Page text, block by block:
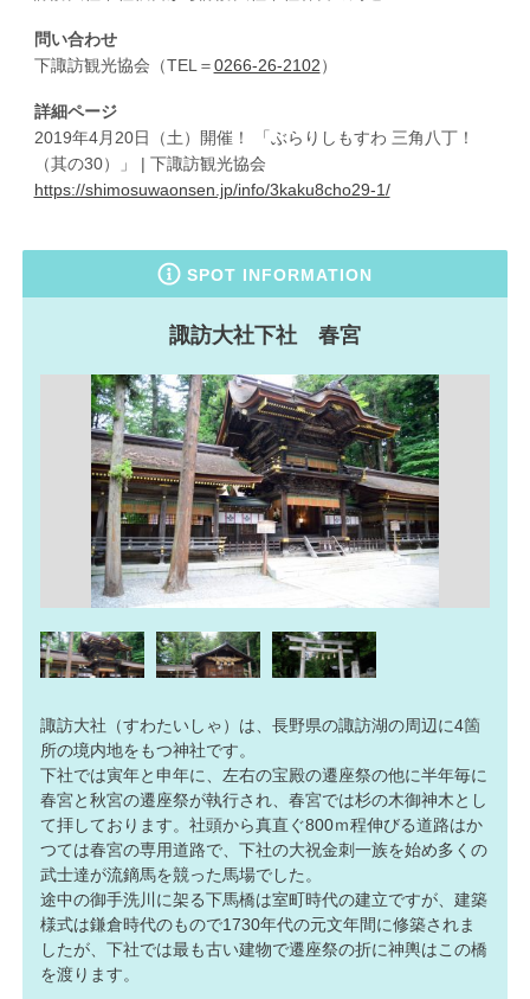
問い合わせ
下諏訪観光協会（TEL＝0266-26-2102）
詳細ページ
2019年4月20日（土）開催！ 「ぶらりしもすわ 三角八丁！
（其の30）」 | 下諏訪観光協会
https://shimosuwaonsen.jp/info/3kaku8cho29-1/
SPOT INFORMATION
諏訪大社下社 春宮
諏訪大社（すわたいしゃ）は、長野県の諏訪湖の周辺に4箇
所の境内地をもつ神社です。
下社では寅年と申年に、左右の宝殿の遷座祭の他に半年毎に
春宮と秋宮の遷座祭が執行され、春宮では杉の木御神木とし
て拝しております。社頭から真直ぐ800ｍ程伸びる道路はか
つては春宮の専用道路で、下社の大祝金刺一族を始め多くの
武士達が流鏑馬を競った馬場でした。
途中の御手洗川に架る下馬橋は室町時代の建立ですが、建築
様式は鎌倉時代のもので1730年代の元文年間に修築されま
したが、下社では最も古い建物で遷座祭の折に神輿はこの橋
を渡ります。